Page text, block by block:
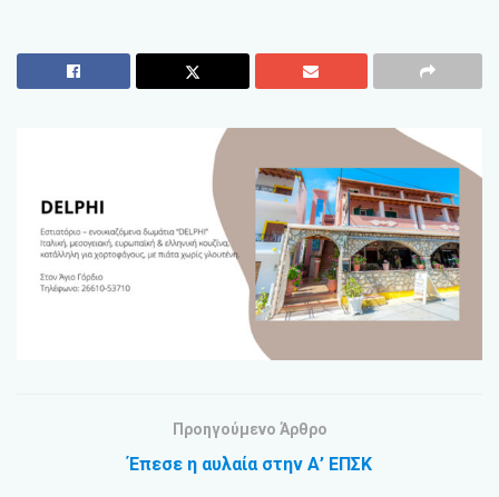
Προηγούμενο Άρθρο
Έπεσε η αυλαία στην Α’ ΕΠΣΚ